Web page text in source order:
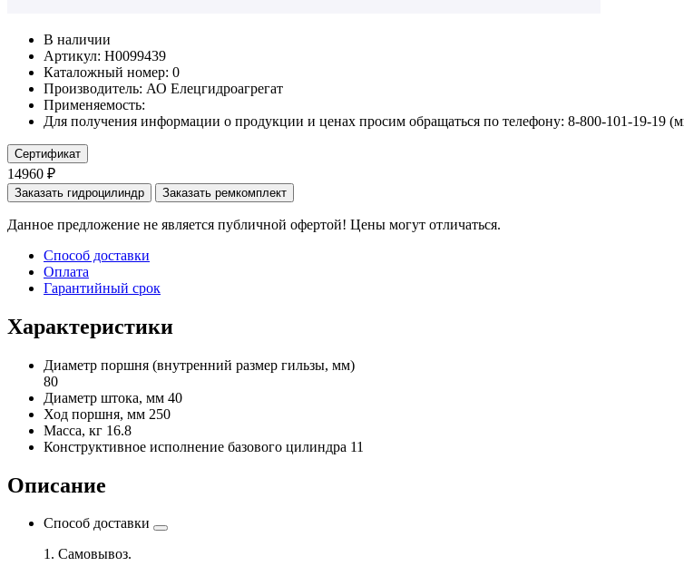
В наличии
Артикул: Н0099439
Каталожный номер: 0
Производитель: АО Елецгидроагрегат
Применяемость:
Для получения информации о продукции и ценах просим обращаться по телефону: 8-800-101-19-19
Сертификат
14960 ₽
Заказать гидроцилиндр Заказать ремкомплект
Данное предложение не является публичной офертой! Цены могут отличаться.
Способ доставки
Оплата
Гарантийный срок
Характеристики
Диаметр поршня (внутренний размер гильзы, мм)
80
Диаметр штока, мм 40
Ход поршня, мм 250
Масса, кг 16.8
Конструктивное исполнение базового цилиндра 11
Описание
Способ доставки
1. Самовывоз.